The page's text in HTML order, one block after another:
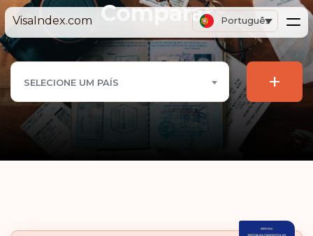
VisaIndex.com Português
Comparar
SELECIONE UM PAÍS +